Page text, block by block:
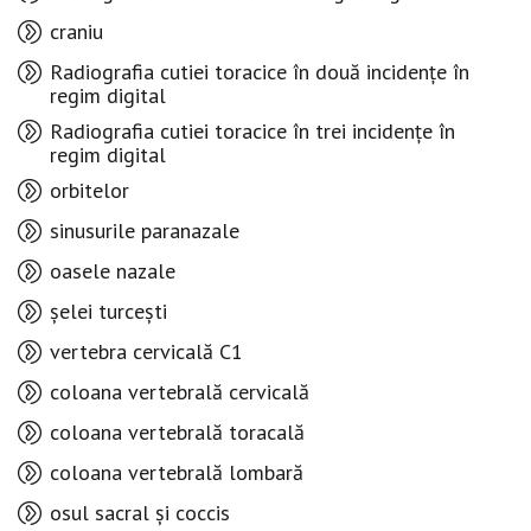
craniu
Radiografia cutiei toracice în două incidențe în
regim digital
Radiografia cutiei toracice în trei incidențe în
regim digital
orbitelor
sinusurile paranazale
oasele nazale
șelei turcești
vertebra cervicală C1
coloana vertebrală cervicală
coloana vertebrală toracală
coloana vertebrală lombară
osul sacral și coccis